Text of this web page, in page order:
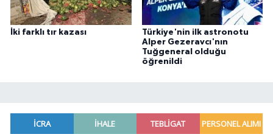
İki farklı tır kazası
Türkiye'nin ilk astronotu
Alper Gezeravcı'nın
Tuğgeneral olduğu
öğrenildi